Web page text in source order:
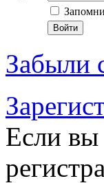
Забыли
Если вы